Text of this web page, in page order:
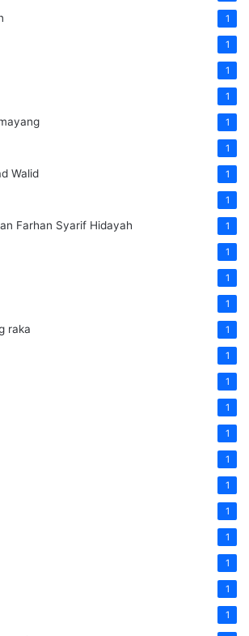
1
1
1
1
1
1
Walid 1
1
Farhan Syarif Hidayah 1
1
1
1
raka 1
1
1
1
1
1
1
1
1
1
1
1